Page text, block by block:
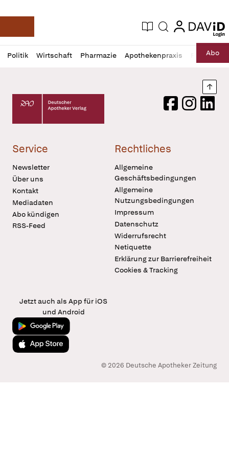
Deutsche Apotheker Zeitung
Aktuelle Ausgabe
Suche login
login
Politik Wirtschaft Pharmazie Apothekenpraxis RechtAbo
Profil
öffnen
Daz
Pur
Deutscher Apotheker Verlag Logo
FacebookInstagram
Service
Newsletter
Über uns
Kontakt
Mediadaten
Abo kündigen
RSS-Feed
Rechtliches
Allgemeine
Geschäftsbedingungen
Allgemeine
Nutzungsbedingungen
Impressum
Datenschutz
Widerrufsrecht
Netiquette
Erklärung zur Barrierefreiheit
Cookies & Tracking
Jetzt auch als App für iOS
und Android
Jetzt bei Google Play
Laden im App Store
© 2026 Deutsche Apotheker Zeitung